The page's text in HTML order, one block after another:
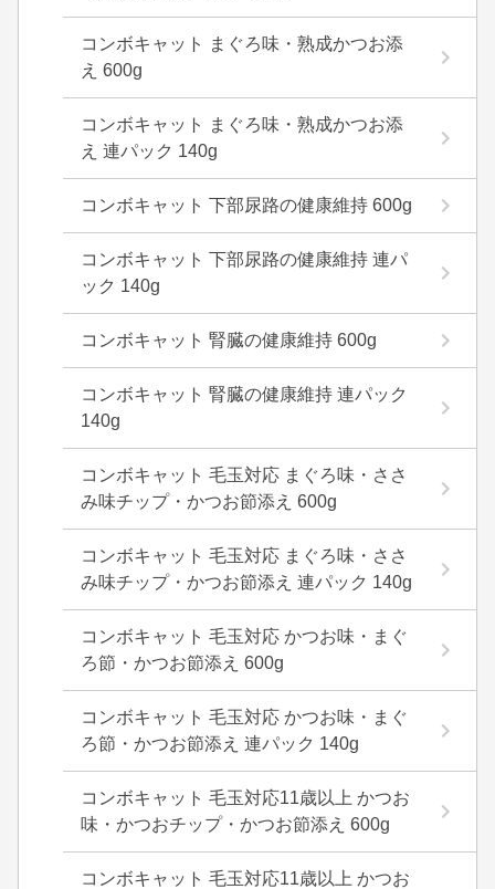
コンボキャット まぐろ味・熟成かつお添
え 600g
コンボキャット まぐろ味・熟成かつお添
え 連パック 140g
コンボキャット 下部尿路の健康維持 600g
コンボキャット 下部尿路の健康維持 連パ
ック 140g
コンボキャット 腎臓の健康維持 600g
コンボキャット 腎臓の健康維持 連パック
140g
コンボキャット 毛玉対応 まぐろ味・ささ
み味チップ・かつお節添え 600g
コンボキャット 毛玉対応 まぐろ味・ささ
み味チップ・かつお節添え 連パック 140g
コンボキャット 毛玉対応 かつお味・まぐ
ろ節・かつお節添え 600g
コンボキャット 毛玉対応 かつお味・まぐ
ろ節・かつお節添え 連パック 140g
コンボキャット 毛玉対応11歳以上 かつお
味・かつおチップ・かつお節添え 600g
コンボキャット 毛玉対応11歳以上 かつお